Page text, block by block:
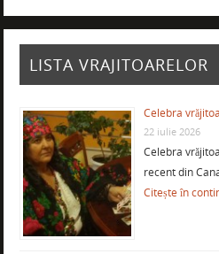
LISTA VRAJITOARELOR
Celebra
22 iulie 2026
Celebra
recent din
Citește în